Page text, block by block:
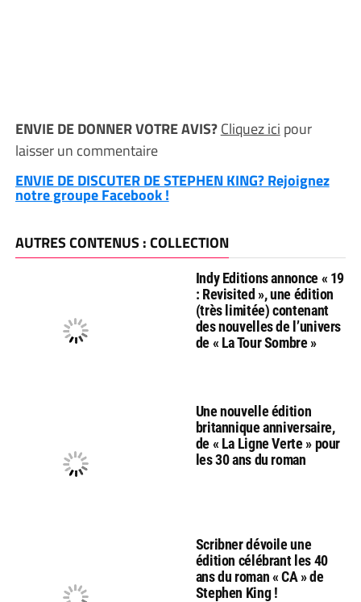
ENVIE DE DONNER VOTRE AVIS?Cliquez ici pour
laisser un commentaire
ENVIE DE DISCUTER DE STEPHEN KING? Rejoignez
notre groupe Facebook !
AUTRES CONTENUS : COLLECTION
Indy Editions annonce « 19
: Revisited », une édition
(très limitée) contenant
des nouvelles de l’univers
de « La Tour Sombre »
Une nouvelle édition
britannique anniversaire,
de « La Ligne Verte » pour
les 30 ans du roman
Scribner dévoile une
édition célébrant les 40
ans du roman « CA » de
Stephen King !